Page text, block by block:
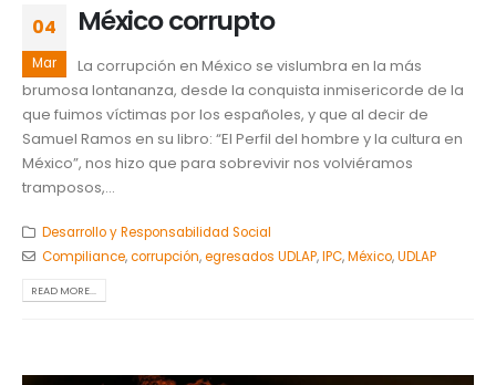
04
Mar
México corrupto
La corrupción en México se vislumbra en la más
brumosa lontananza, desde la conquista inmisericorde de la
que fuimos víctimas por los españoles, y que al decir de
Samuel Ramos en su libro: “El Perfil del hombre y la cultura en
México”, nos hizo que para sobrevivir nos volviéramos
tramposos,...
Desarrollo y Responsabilidad Social
Compiliance,corrupción,egresados UDLAP,IPC,México,UDLAP
READ MORE...